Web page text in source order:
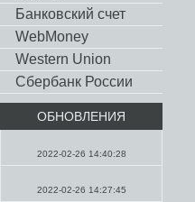
Банковский счет
WebMoney
Western Union
Сбербанк России
ОБНОВЛЕНИЯ
2022-02-26 14:40:28
2022-02-26 14:27:45